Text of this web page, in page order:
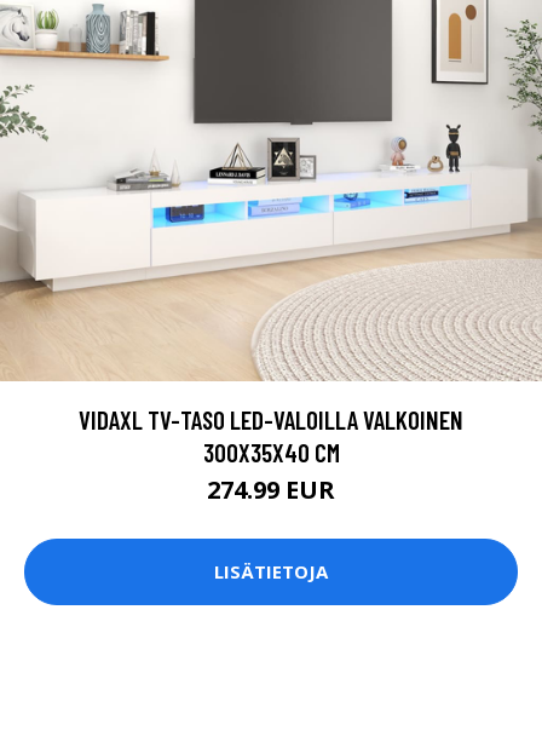
VIDAXL TV-TASO LED-VALOILLA VALKOINEN
300X35X40 CM
274.99 EUR
LISÄTIETOJA